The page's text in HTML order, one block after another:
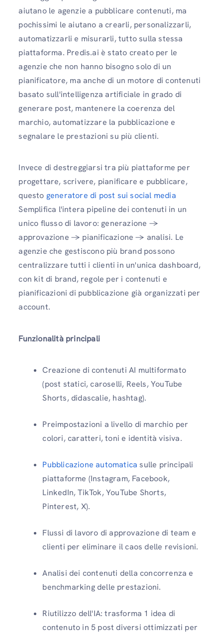
aiutano le agenzie a pubblicare contenuti, ma
pochissimi le aiutano a crearli, personalizzarli,
automatizzarli e misurarli, tutto sulla stessa
piattaforma. Predis.ai è stato creato per le
agenzie che non hanno bisogno solo di un
pianificatore, ma anche di un motore di contenuti
basato sull'intelligenza artificiale in grado di
generare post, mantenere la coerenza del
marchio, automatizzare la pubblicazione e
segnalare le prestazioni su più clienti.
Invece di destreggiarsi tra più piattaforme per
progettare, scrivere, pianificare e pubblicare,
questo generatore di post sui social media
Semplifica l'intera pipeline dei contenuti in un
unico flusso di lavoro: generazione →
approvazione → pianificazione → analisi. Le
agenzie che gestiscono più brand possono
centralizzare tutti i clienti in un'unica dashboard,
con kit di brand, regole per i contenuti e
pianificazioni di pubblicazione già organizzati per
account.
Funzionalità principali
Creazione di contenuti AI multiformato
(post statici, caroselli, Reels, YouTube
Shorts, didascalie, hashtag).
Preimpostazioni a livello di marchio per
colori, caratteri, toni e identità visiva.
Pubblicazione automatica sulle principali
piattaforme (Instagram, Facebook,
LinkedIn, TikTok, YouTube Shorts,
Pinterest, X).
Flussi di lavoro di approvazione di team e
clienti per eliminare il caos delle revisioni.
Analisi dei contenuti della concorrenza e
benchmarking delle prestazioni.
Riutilizzo dell'IA: trasforma 1 idea di
contenuto in 5 post diversi ottimizzati per